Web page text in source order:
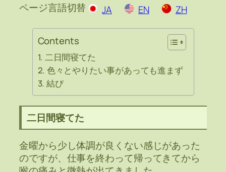
ページ言語切替 EN
JA ZH
Contents
二日間寝てた
色々とやりたい事があっても進まず
結び
二日間寝てた
金曜から少し体調が良くない感じがあった
のですが、仕事を終わって帰ってきてから